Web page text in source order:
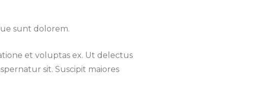
sunt dolorem.
et voluptas ex. Ut delectus
sit. Suscipit maiores